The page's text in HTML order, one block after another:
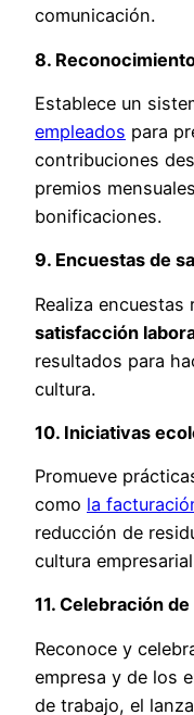
comunicación.
8.
Establece un
empleados para
contribuciones
premios
bonificaciones.
9. Encuestas de
Realiza encuestas
satisfacción
resultados para
cultura.
10. Iniciativas
Promueve
como la
reducción de
cultura
11. Celebración
Reconoce y
empresa y de los
de trabajo, el